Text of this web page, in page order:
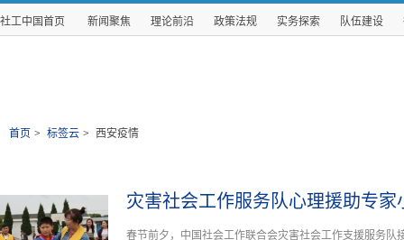
社工中国首页 新闻聚焦 理论前沿 政策法规 实务探索 队伍建设
首页 > 标签云 > 西安疫情
灾害社会工作服务队心理援助专家
春节前夕，中国社会工作联合会灾害社会工作支援服务队